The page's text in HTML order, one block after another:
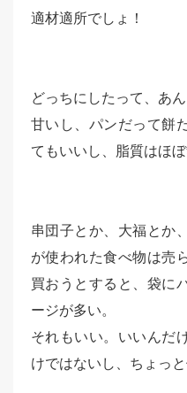
適材適所でしょ！
どっちにしたって、あん
甘いし、パンだって餅
てもいいし、脂質はほぼ
串団子とか、大福とか
が使われた食べ物は売
買おうとすると、袋に
ージが多い。
それもいい。いいんだ
けではないし、ちょっと